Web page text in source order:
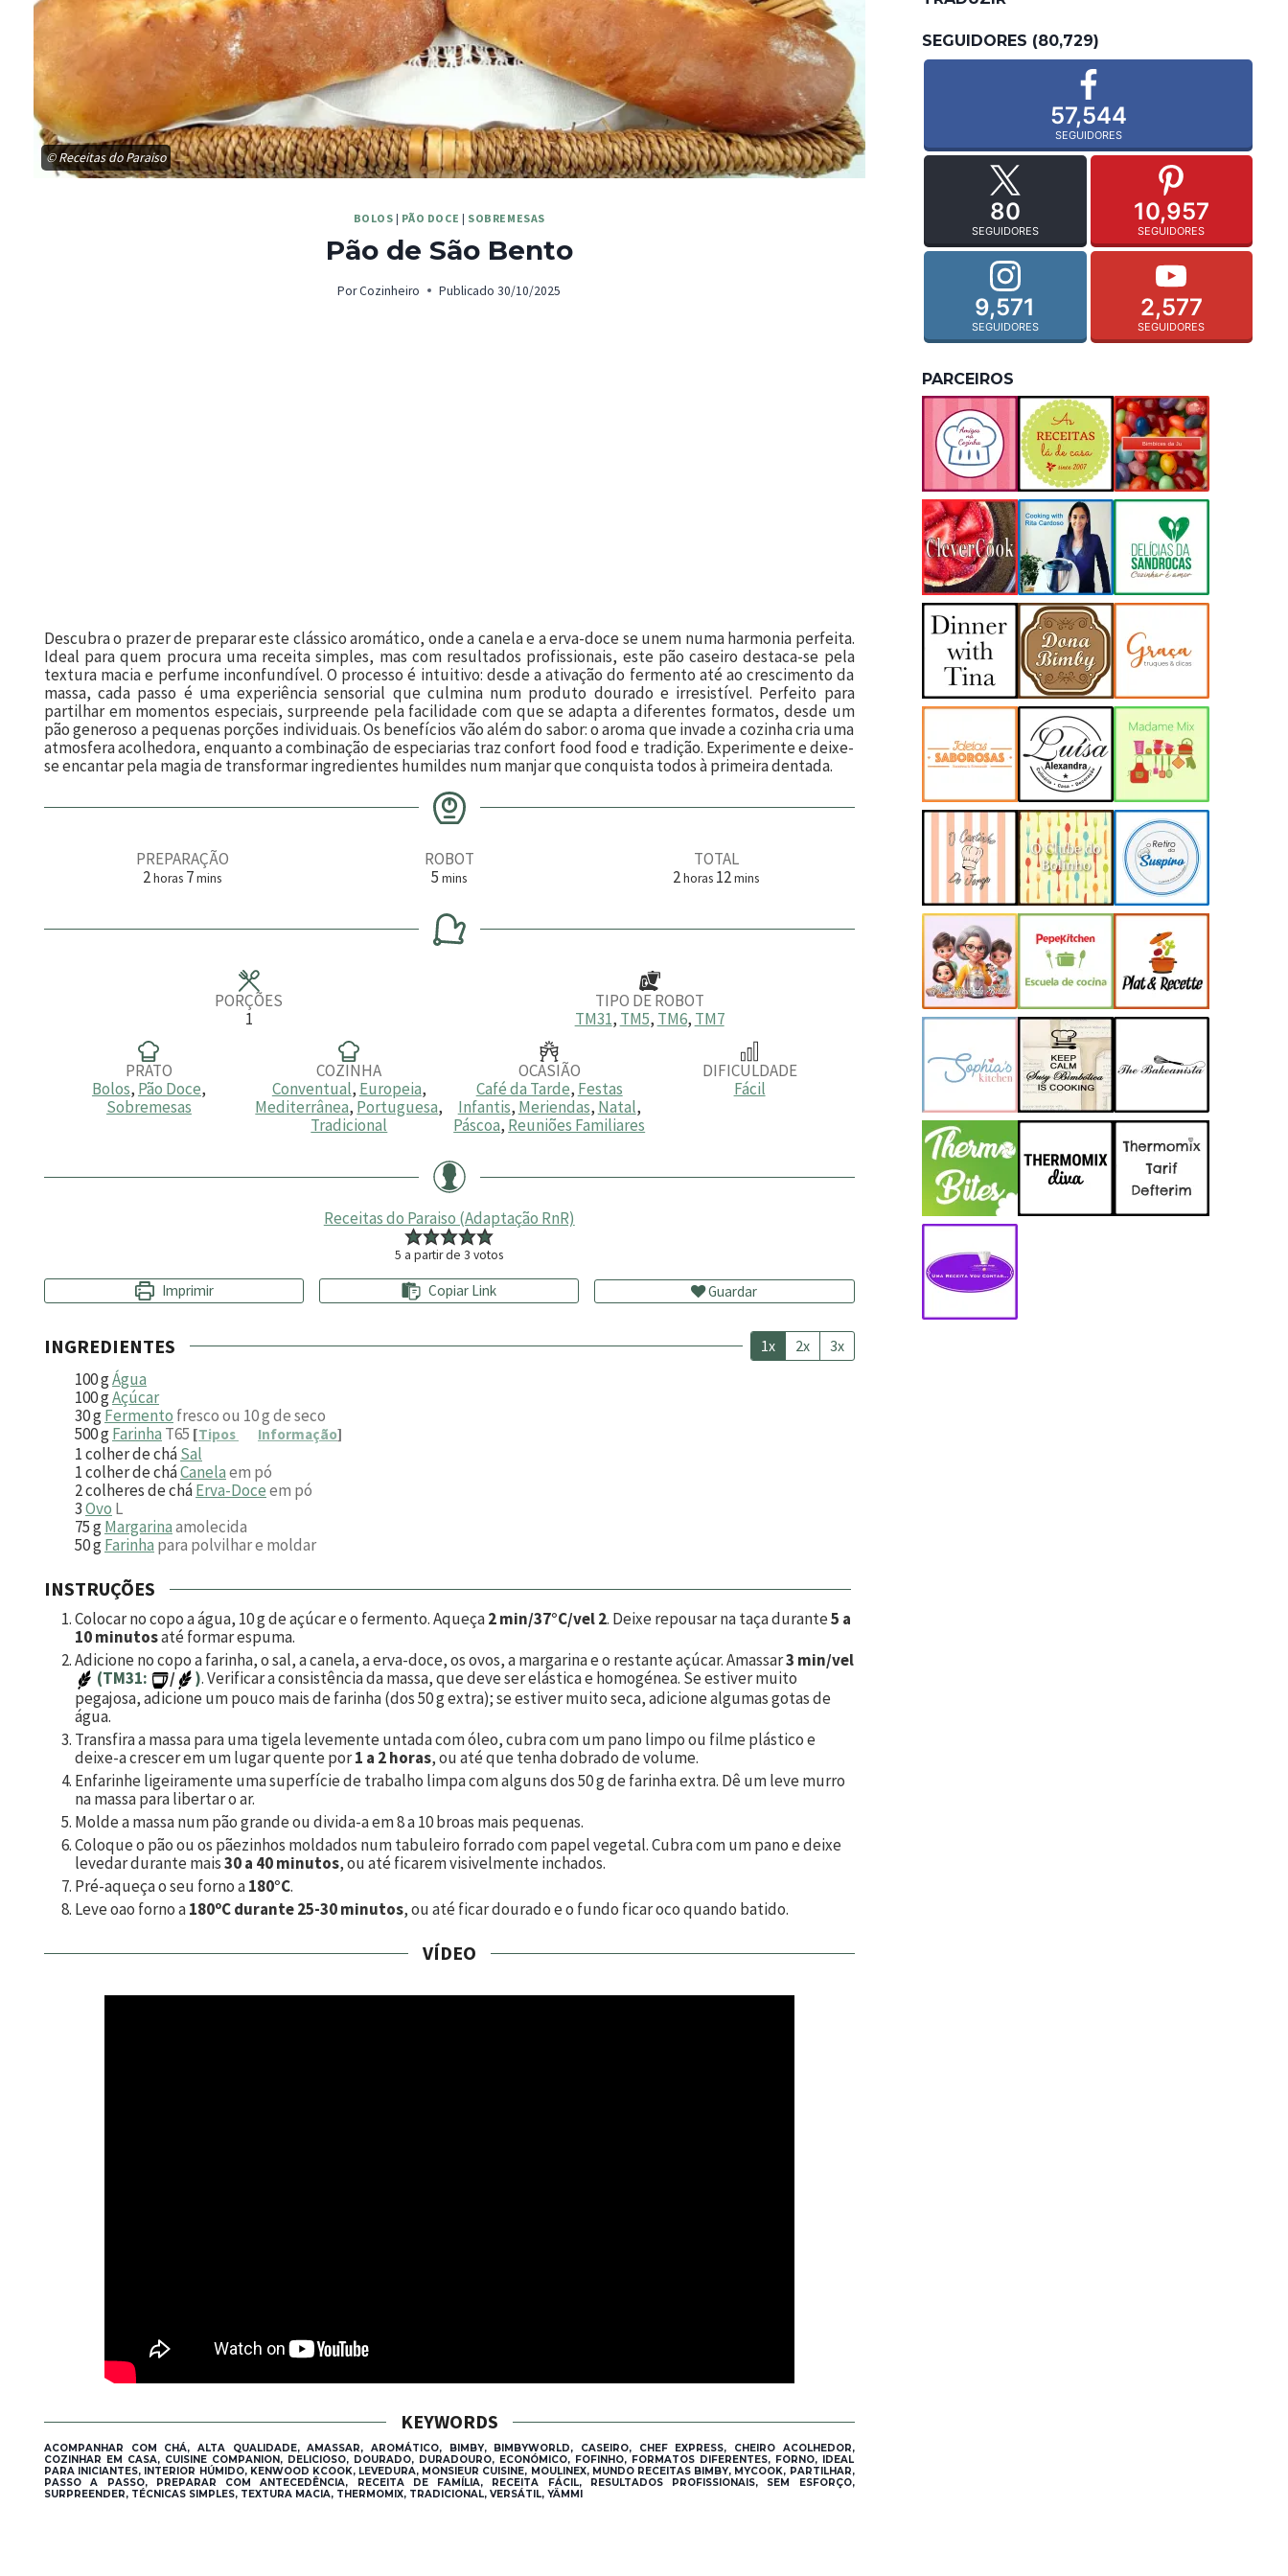
© Receitas do Paraiso
BOLOS | PÃO DOCE | SOBREMESAS
Pão de São Bento
PorCozinheiro Publicado 30/10/2025
Descubra o prazer de preparar este clássico aromático, onde a canela e a erva-doce se unem numa harmonia perfeita.
Ideal para quem procura uma receita simples, mas com resultados profissionais, este pão caseiro destaca-se pela
textura macia e perfume inconfundível. O processo é intuitivo: desde a ativação do fermento até ao crescimento da
massa, cada passo é uma experiência sensorial que culmina num produto dourado e irresistível. Perfeito para
partilhar em momentos especiais, surpreende pela facilidade com que se adapta a diferentes formatos, desde um
pão generoso a pequenas porções individuais. Os benefícios vão além do sabor: o aroma que invade a cozinha cria uma
atmosfera acolhedora, enquanto a combinação de especiarias traz confort food food e tradição. Experimente e deixe-
se encantar pela magia de transformar ingredientes humildes num manjar que conquista todos à primeira dentada.
PREPARAÇÃO
2h
a
horas 7m
u
mins
ROBOT
5m
n
u
t
mins
TOTAL
2h
a
horas 12m
u
mins
PORÇÕES
1
TIPO DE ROBOT
TM31, TM5, TM6, TM7
PRATO
Bolos, Pão Doce,
Sobremesas
COZINHA
Conventual, Europeia,
Mediterrânea, Portuguesa,
Tradicional
OCASIÃO
Café da Tarde, Festas
Infantis, Meriendas, Natal,
Páscoa, Reuniões Familiares
DIFICULDADE
Fácil
Receitas do Paraiso (Adaptação RnR)
5 a partir de3 votos
Imprimir Copiar Link Guardar
INGREDIENTES 1x 2x 3x
100gÁgua
100gAçúcar
30gFermento fresco ou 10 g de seco
500gFarinha T65 [Tipos Informação]
1colher de cháSal
1colher de cháCanelaem pó
2colheres de cháErva-Doceem pó
3Ovo L
75gMargarinaamolecida
50gFarinha para polvilhar e moldar
INSTRUÇÕES
Colocar no copo a água, 10g de açúcar e o fermento. Aqueça2 min/37°C/vel 2. Deixe repousar na taça durante5 a
10 minutosaté formar espuma.
Adicione no copo a farinha, o sal, a canela, a erva-doce, os ovos, a margarina e o restante açúcar. Amassar3 min/vel
(TM31:
/ ). Verificar a consistência da massa, que deve ser elástica e homogénea. Se estiver muito
pegajosa, adicione um pouco mais de farinha (dos 50 g extra); se estiver muito seca, adicione algumas gotas de
água.
Transfira a massa para uma tigela levemente untada com óleo, cubra com um pano limpo ou filme plástico e
deixe-a crescer em um lugar quente por1 a 2 horas, ou até que tenha dobrado de volume.
Enfarinhe ligeiramente uma superfície de trabalho limpa com alguns dos 50 g de farinha extra. Dê um leve murro
na massa para libertar o ar.
Molde a massa num pão grande ou divida-a em8a10broas mais pequenas.
Coloque o pão ou os pãezinhos moldados num tabuleiro forrado com papel vegetal. Cubra com um pano e deixe
levedar durante mais30 a 40 minutos, ou até ficarem visivelmente inchados.
Pré-aqueça o seu forno a180°C.
Leve oao forno a180ºC durante 25-30 minutos, ou até ficar dourado e o fundo ficar oco quando batido.
VÍDEO
KEYWORDS
ACOMPANHAR COM CHÁ, ALTA QUALIDADE, AMASSAR, AROMÁTICO, BIMBY, BIMBYWORLD, CASEIRO, CHEF EXPRESS, CHEIRO ACOLHEDOR,
COZINHAR EM CASA, CUISINE COMPANION, DELICIOSO, DOURADO, DURADOURO, ECONÓMICO, FOFINHO, FORMATOS DIFERENTES, FORNO, IDEAL
PARA INICIANTES, INTERIOR HÚMIDO, KENWOOD KCOOK, LEVEDURA, MONSIEUR CUISINE, MOULINEX, MUNDO RECEITAS BIMBY, MYCOOK, PARTILHAR,
PASSO A PASSO, PREPARAR COM ANTECEDÊNCIA, RECEITA DE FAMÍLIA, RECEITA FÁCIL, RESULTADOS PROFISSIONAIS, SEM ESFORÇO,
SURPREENDER, TÉCNICAS SIMPLES, TEXTURA MACIA, THERMOMIX, TRADICIONAL, VERSÁTIL, YÄMMI
SEGUIDORES (80,729)
57,544
SEGUIDORES
80
SEGUIDORES
10,957
SEGUIDORES
9,571
SEGUIDORES
2,577
SEGUIDORES
PARCEIROS